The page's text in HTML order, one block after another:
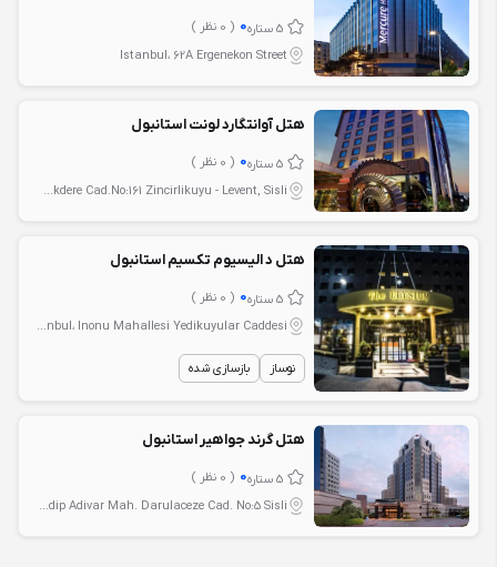
5 ستاره 0 ( 0 نظر )
Istanbul، 62A Ergenekon Street
هتل آوانتگارد لونت استانبول
5 ستاره 0 ( 0 نظر )
Istanbul، Buyukdere Cad.No:161 Zincirlikuyu - Levent, Sisli
هتل د الیسیوم تکسیم استانبول
5 ستاره 0 ( 0 نظر )
Istanbul، Inonu Mahallesi Yedikuyular Caddesi
نوساز بازسازی شده
هتل گرند جواهیر استانبول
5 ستاره 0 ( 0 نظر )
Istanbul، Halide Edip Adivar Mah. Darulaceze Cad. No:5 Sisli